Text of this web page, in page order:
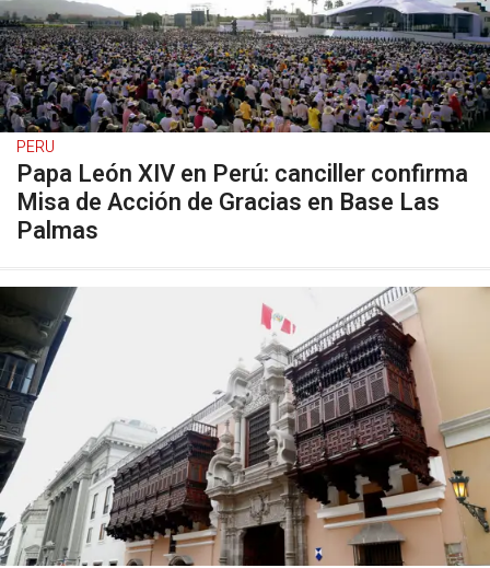
PERU
Papa León XIV en Perú: canciller confirma
Misa de Acción de Gracias en Base Las
Palmas